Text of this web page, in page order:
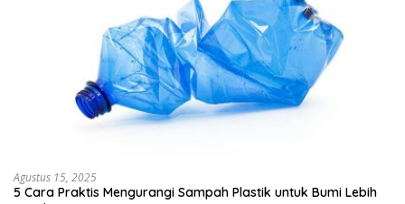
Agustus 15, 2025
5 Cara Praktis Mengurangi Sampah Plastik untuk Bumi Lebih